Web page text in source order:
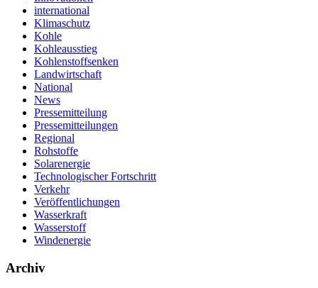
international
Klimaschutz
Kohle
Kohleausstieg
Kohlenstoffsenken
Landwirtschaft
National
News
Pressemitteilung
Pressemitteilungen
Regional
Rohstoffe
Solarenergie
Technologischer Fortschritt
Verkehr
Veröffentlichungen
Wasserkraft
Wasserstoff
Windenergie
Archiv